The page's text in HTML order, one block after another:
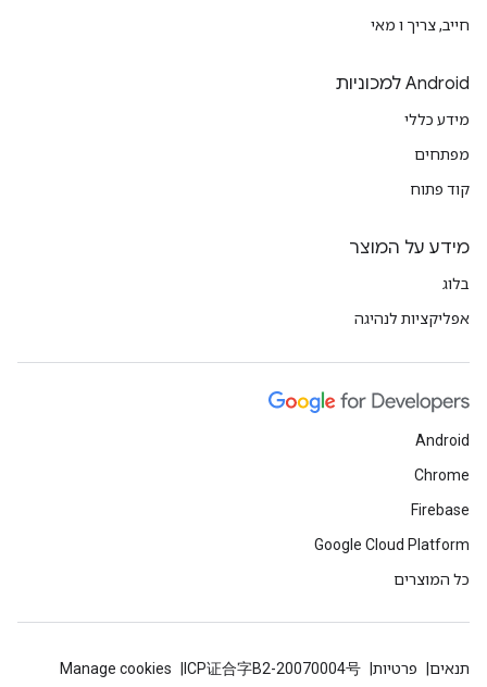
חייב, צריך ו מאי
Android למכוניות
מידע כללי
מפתחים
קוד פתוח
מידע על המוצר
בלוג
אפליקציות לנהיגה
Android
Chrome
Firebase
Google Cloud Platform
כל המוצרים
תנאים פרטיות ICP证合字B2-20070004号
Manage cookies